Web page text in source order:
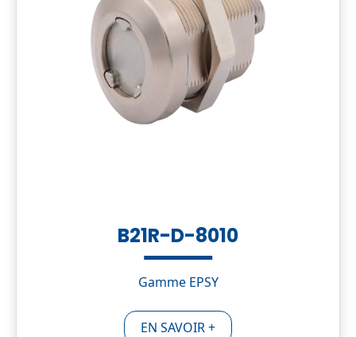
B21R-D-8010
Gamme EPSY
EN SAVOIR +